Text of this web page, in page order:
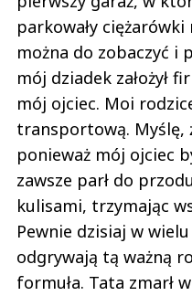
parkowały
można do zobaczyć i
mój dziadek założył
mój ojciec. Moi
transportową. Myślę,
ponieważ mój ojciec
zawsze parł do
kulisami, trzymając
Pewnie dzisiaj w
odgrywają tą ważną
formuła. Tata zmarł